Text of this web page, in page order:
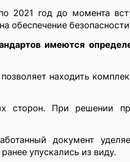
2021 год до момента
обеспечение
имеются
находить
сторон. При решении
документ
упускались из виду.